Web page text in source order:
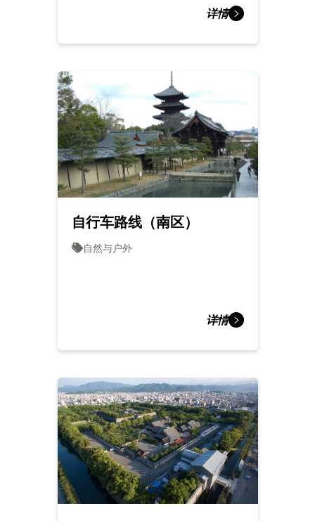
详情
自行车路线（南区）
自然与户外
详情